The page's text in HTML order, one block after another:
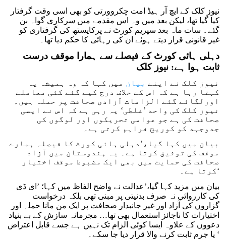
نیوز کلک کے ایچ آر ہیڈ امت چکروورتی کو بھی اسی وقت گرفتار
کیا گیا تھا، لیکن بعد میں وہ اس مقدمے میں سرکاری گواہ بن
گئے۔ سات ماہ بعد سپریم کورٹ نے پرکایستھ کی گرفتاری کو
غیر قانونی قرار دیتے ہوئے ان کی رہائی کا حکم دیا تھا۔
دہلی ہائی کورٹ کے فیصلے سے ہمارا موقف درست
ثابت ہوا ہے: نیوز کلک
نیوز کلک نے اپنے بیان میں کہا کہ وہ ہمیشہ یہ
کہتا رہا ہے کہ اس کے خلاف درج کیے گئے کئی معاملے
اورلگائے گئے الزامات آزادی صحافت پر حملہ ہیں۔
نیوز کلک کی واحد ’غلطی‘ یہ رہی ہے کہ اس نے ایسی
صحافت کی ہے جو عوامی تحریکوں اور لوگوں کی
جدوجہد کو کوریج فراہم کرتی ہے۔
بیان میں کہا گیا،’دہلی ہائی کورٹ کا فیصلہ ہمارے
موقف کی توثیق کرتا ہے۔ یہ ہندوستان میں آزاد
صحافت کی حمایت میں بھی ایک مضبوط موقف اختیار
کرتا ہے۔‘
بیان میں مزید کہا گیا،’عدالت نے واضح الفاظ میں کہا؛ ’ای ڈی
کی کارروائی نہ صرف بدنیتی پر مبنی تھی بلکہ درخواست
گزاروں کی آزاد اور غیر جانبدار صحافت پر ایک من مانا حملہ اور
اختیارات کا ناجائز استعمال بھی تھا… مجرمانہ سازش کے بے بنیاد
دعووں کے علاوہ ایسا کوئی الزام تک نہیں ہے جسے قابل اعتراض
یا جرم ثابت کرنے والا قرار دیا جا سکے۔ ‘